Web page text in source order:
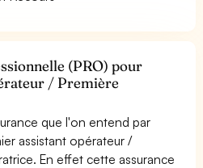
(PRO) pour
/ Première
que l'on entend par
assistant opérateur /
En effet cette assurance